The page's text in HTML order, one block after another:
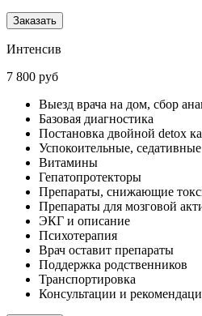
Заказать
Интенсив
7 800 руб
Выезд врача на дом, сбор
Базовая диагностика
Постановка двойной detox
Успокоительные, седативные
Витамины
Гепатопротекторы
Препараты, снижающие
Препараты для мозговой
ЭКГ и описание
Психотерапия
Врач оставит препараты
Поддержка родственников
Транспортировка
Консультации и